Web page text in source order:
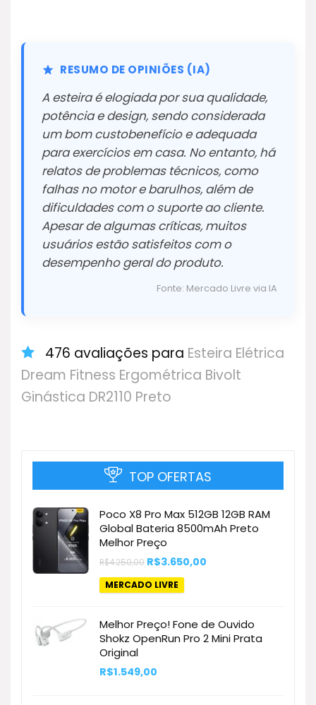
RESUMO DE OPINIÕES (IA)
A esteira é elogiada por sua qualidade,
potência e design, sendo considerada
um bom custobenefício e adequada
para exercícios em casa. No entanto, há
relatos de problemas técnicos, como
falhas no motor e barulhos, além de
dificuldades com o suporte ao cliente.
Apesar de algumas críticas, muitos
usuários estão satisfeitos com o
desempenho geral do produto.
Fonte: Mercado Livre via IA
476 avaliações para Esteira Elétrica
Dream Fitness Ergométrica Bivolt
Ginástica DR2110 Preto
TOP OFERTAS
Poco X8 Pro Max 512GB 12GB RAM
Global Bateria 8500mAh Preto
Melhor Preço
R$4.250,00 O
original
era:
R$3.650,00
MERCADO LIVRE
Melhor Preço! Fone de Ouvido
Shokz OpenRun Pro 2 Mini Prata
Original
R$1.549,00